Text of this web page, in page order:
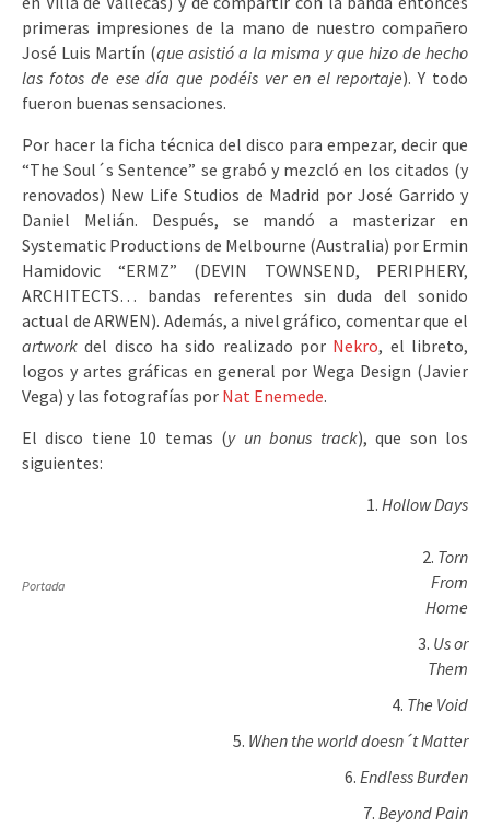
primeras impresiones de la mano de nuestro compañero
José Luis Martín (que asistió a la misma y que hizo de hecho
las fotos de ese día que podéis ver en el reportaje). Y todo
fueron buenas sensaciones.
Por hacer la ficha técnica del disco para empezar, decir que
“The Soul´s Sentence” se grabó y mezcló en los citados (y
renovados) New Life Studios de Madrid por José Garrido y
Daniel Melián. Después, se mandó a masterizar en
Systematic Productions de Melbourne (Australia) por Ermin
Hamidovic “ERMZ” (DEVIN TOWNSEND, PERIPHERY,
ARCHITECTS… bandas referentes sin duda del sonido
actual de ARWEN). Además, a nivel gráfico, comentar que el
artwork del disco ha sido realizado por Nekro, el libreto,
logos y artes gráficas en general por Wega Design (Javier
Vega) y las fotografías por Nat Enemede.
El disco tiene 10 temas (y un bonus track), que son los
siguientes:
Hollow Days
Portada
Torn
From
Home
Us or
Them
The Void
When the world doesn´t Matter
Endless Burden
Beyond Pain